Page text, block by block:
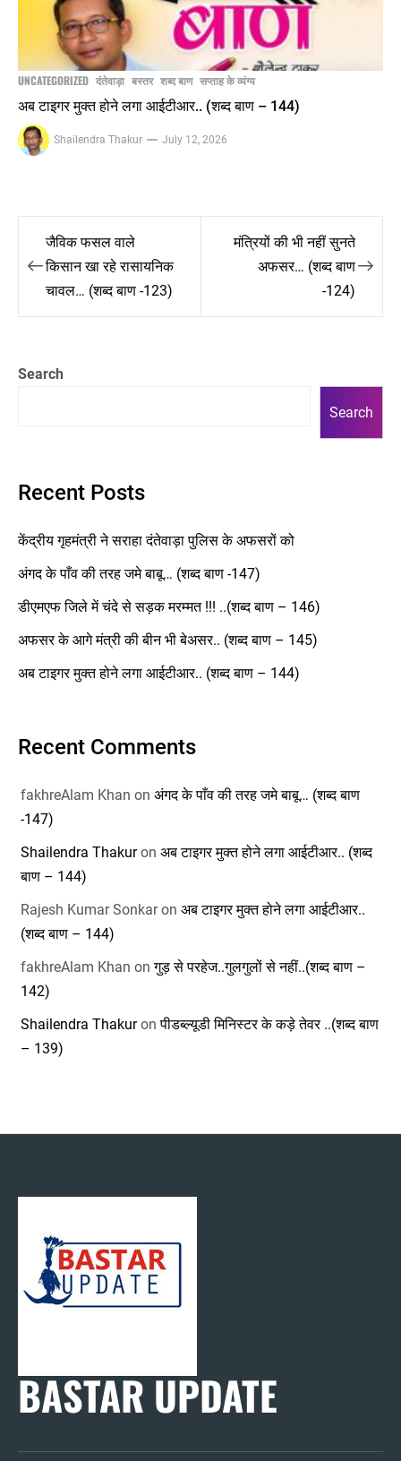
UNCATEGORIZED दंतेवाड़ा बस्तर शब्द बाण सप्ताह के व्यंग्य
अब टाइगर मुक्त होने लगा आईटीआर.. (शब्द बाण – 144)
Shailendra Thakur July 12, 2026
Post
navigation
जैविक फसल वाले
किसान खा रहे रासायनिक
चावल… (शब्द बाण -123)
मंत्रियों की भी नहीं सुनते
अफसर… (शब्द बाण
-124)
Search
Search
Recent Posts
केंद्रीय गृहमंत्री ने सराहा दंतेवाड़ा पुलिस के अफसरों को
अंगद के पाँव की तरह जमे बाबू… (शब्द बाण -147)
डीएमएफ जिले में चंदे से सड़क मरम्मत !!! ..(शब्द बाण – 146)
अफसर के आगे मंत्री की बीन भी बेअसर.. (शब्द बाण – 145)
अब टाइगर मुक्त होने लगा आईटीआर.. (शब्द बाण – 144)
Recent Comments
fakhreAlam Khan on अंगद के पाँव की तरह जमे बाबू… (शब्द बाण
-147)
Shailendra Thakuron अब टाइगर मुक्त होने लगा आईटीआर.. (शब्द
बाण – 144)
Rajesh Kumar Sonkaron अब टाइगर मुक्त होने लगा आईटीआर..
(शब्द बाण – 144)
fakhreAlam Khan onगुड़ से परहेज..गुलगुलों से नहीं..(शब्द बाण –
142)
Shailendra Thakuronपीडब्ल्यूडी मिनिस्टर के कड़े तेवर ..(शब्द बाण
– 139)
BASTAR UPDATE